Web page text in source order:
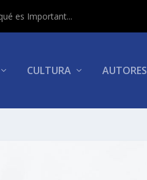
es Important...
CULTURA AUTORES